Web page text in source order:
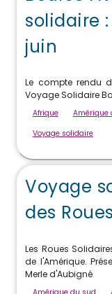
solidaire
juin
Le compte rendu
Voyage Solidaire
Afrique Amérique
Voyage solidaire
Voyage
des
Les Roues
de l'Amérique.
Merle d'Aubigné